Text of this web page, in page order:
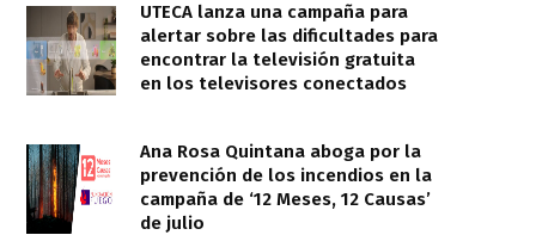
UTECA lanza una campaña para
alertar sobre las dificultades para
encontrar la televisión gratuita
en los televisores conectados
Ana Rosa Quintana aboga por la
prevención de los incendios en la
campaña de ‘12 Meses, 12 Causas’
de julio